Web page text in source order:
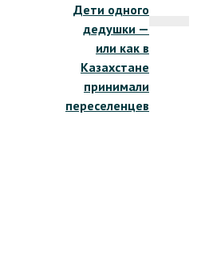
Дети одного
дедушки —
или как в
Казахстане
принимали
переселенцев